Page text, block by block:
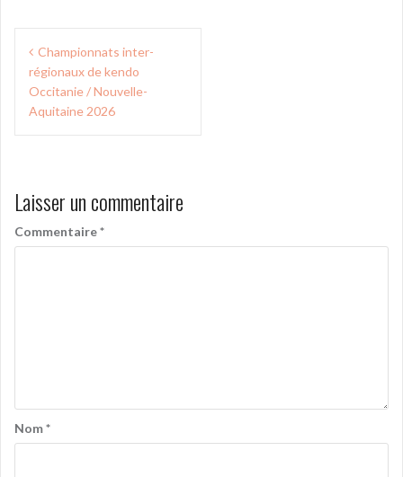
Navigation
de
l’article
Championnats inter-
régionaux de kendo
Occitanie / Nouvelle-
Aquitaine 2026
Laisser un commentaire
Commentaire*
Nom*